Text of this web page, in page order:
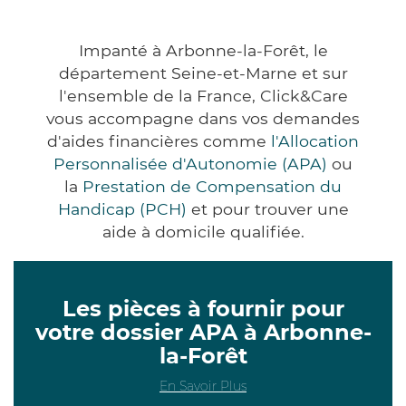
Impanté à Arbonne-la-Forêt, le
département Seine-et-Marne et sur
l'ensemble de la France, Click&Care
vous accompagne dans vos demandes
d'aides financières comme l'Allocation
Personnalisée d'Autonomie (APA) ou
la Prestation de Compensation du
Handicap (PCH) et pour trouver une
aide à domicile qualifiée.
Les pièces à fournir pour
votre dossier APA à Arbonne-
la-Forêt
En Savoir Plus